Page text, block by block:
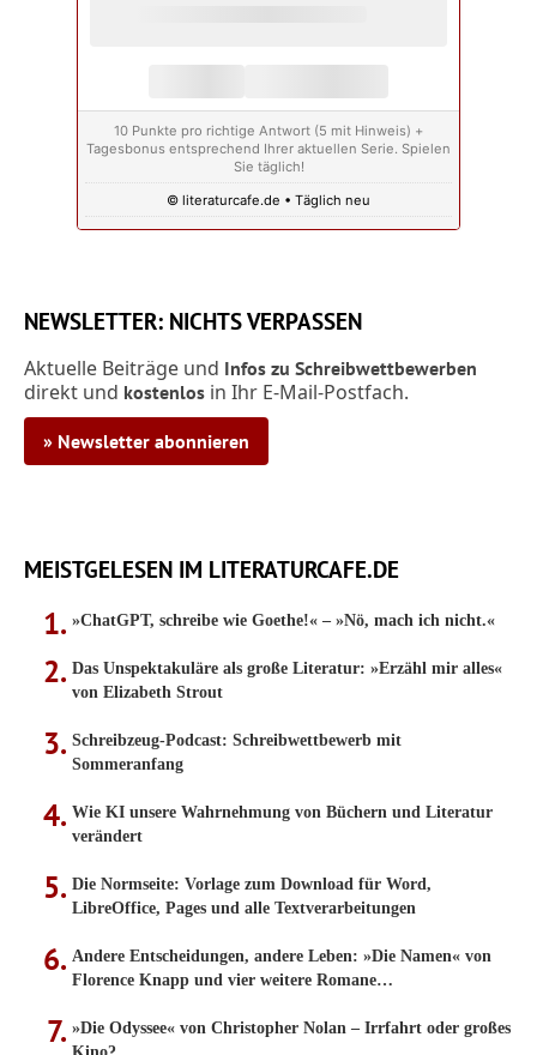
10 Punkte pro richtige Antwort (5 mit Hinweis) +
Tagesbonus entsprechend Ihrer aktuellen Serie. Spielen
Sie täglich!
© literaturcafe.de • Täglich neu
NEWSLETTER: NICHTS VERPASSEN
Aktuelle Beiträge und Infos zu Schreibwettbewerben
direkt und kostenlos in Ihr E-Mail-Postfach.
» Newsletter abonnieren
MEISTGELESEN IM LITERATURCAFE.DE
»ChatGPT, schreibe wie Goethe!« – »Nö, mach ich nicht.«
Das Unspektakuläre als große Literatur: »Erzähl mir alles«
von Elizabeth Strout
Schreibzeug-Podcast: Schreibwettbewerb mit
Sommeranfang
Wie KI unsere Wahrnehmung von Büchern und Literatur
verändert
Die Normseite: Vorlage zum Download für Word,
LibreOffice, Pages und alle Textverarbeitungen
Andere Entscheidungen, andere Leben: »Die Namen« von
Florence Knapp und vier weitere Romane…
»Die Odyssee« von Christopher Nolan – Irrfahrt oder großes